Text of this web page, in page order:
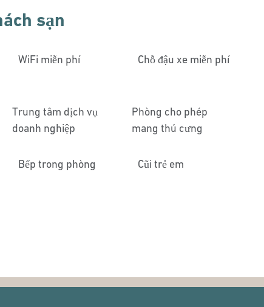
sạn
WiFi miễn phí Chỗ đậu xe miễn phí
Trung tâm dịch vụ
doanh nghiệp
Phòng cho phép
mang thú cưng
Bếp trong phòng Cũi trẻ em